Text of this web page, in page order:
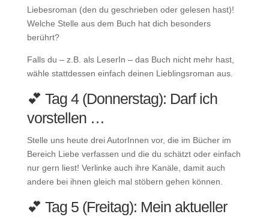
Liebesroman (den du geschrieben oder gelesen hast)!
Welche Stelle aus dem Buch hat dich besonders
berührt?
Falls du – z.B. als LeserIn – das Buch nicht mehr hast,
wähle stattdessen einfach deinen Lieblingsroman aus.
💕 Tag 4 (Donnerstag): Darf ich
vorstellen …
Stelle uns heute drei AutorInnen vor, die im Bücher im
Bereich Liebe verfassen und die du schätzt oder einfach
nur gern liest! Verlinke auch ihre Kanäle, damit auch
andere bei ihnen gleich mal stöbern gehen können.
💕 Tag 5 (Freitag): Mein aktueller